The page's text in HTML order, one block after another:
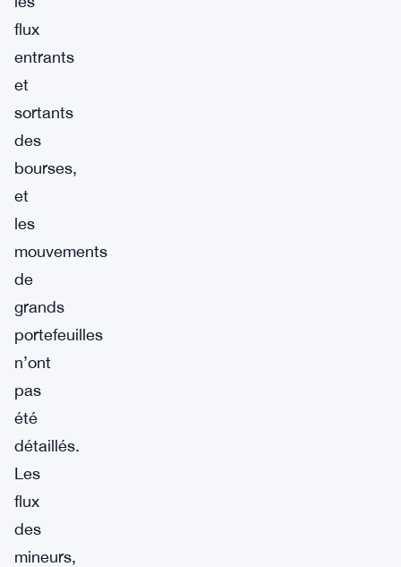
flux
entrants
et
sortants
des
bourses,
et
les
mouvements
de
grands
portefeuilles
n’ont
pas
été
détaillés.
Les
flux
des
mineurs,